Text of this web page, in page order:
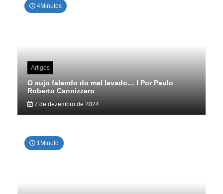
4Minutos
Artigos
O sujo falando do mal lavado… I Por Paulo
Roberto Cannizzaro
7 de dezembro de 2024
1Minuto